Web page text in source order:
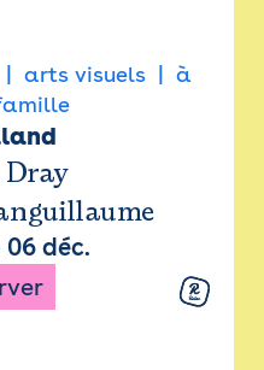
arts visuels
à
06 déc.